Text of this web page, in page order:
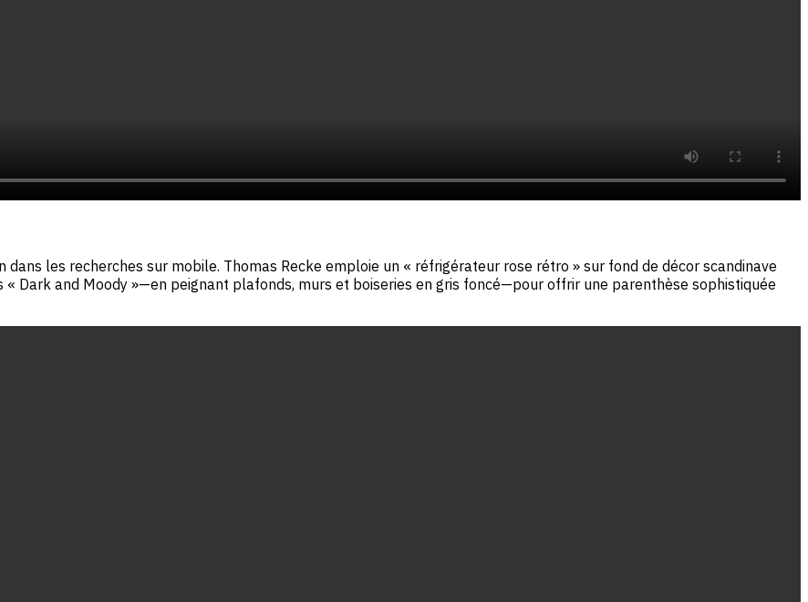
les recherches sur mobile. Thomas Recke emploie un « réfrigérateur rose rétro » sur fond de décor scandinave
Dark and Moody »—en peignant plafonds, murs et boiseries en gris foncé—pour offrir une parenthèse sophistiquée